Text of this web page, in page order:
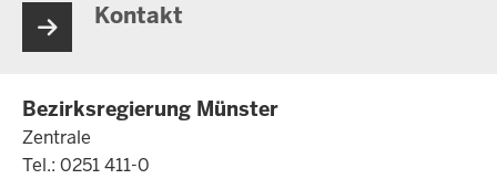
Kontakt
Bezirksregierung Münster
Zentrale
Tel.: 0251 411-0